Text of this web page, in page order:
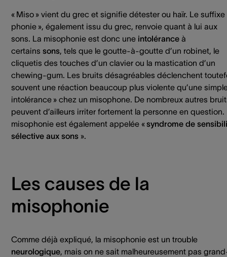
« Miso » vient du grec et signifie détester ou haïr. Le suffixe
phonie », également issu du grec, renvoie quant à lui aux
sons. La misophonie est donc une intolérance à
certains sons, tels que le goutte-à-goutte d’un robinet, le
cliquetis des touches d’un clavier ou la mastication d’un
chewing-gum. Les bruits désagréables déclenchent
souvent une réaction beaucoup plus violente qu’une
intolérance » chez un misophone. De nombreux autres
peuvent d’ailleurs irriter fortement la personne en question.
misophonie est également appelée «syndrome de
sélective aux sons ».
Les causes de la
misophonie
Comme déjà expliqué, la misophonie est un trouble
neurologique, mais on ne sait malheureusement pas